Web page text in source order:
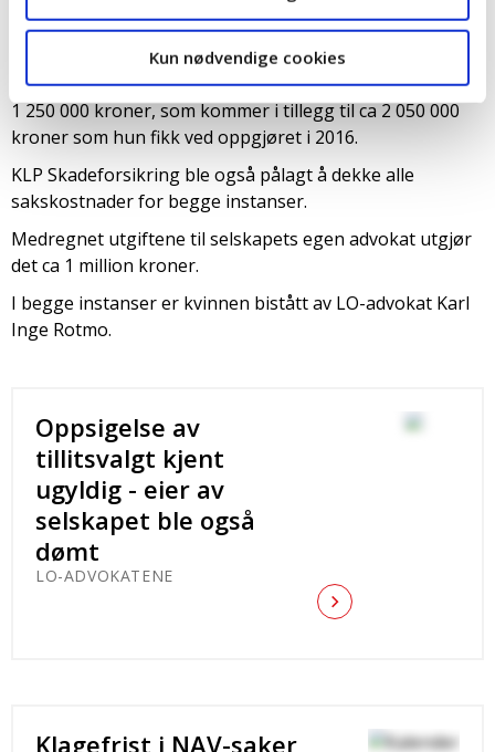
Kun nødvendige cookies
arbeid og det er avgjørende for den rettslige
vurderingen av selskapets ansvar.
I dommen blir kvinnen tilkjent en tilleggserstatning på ca
1 250 000 kroner, som kommer i tillegg til ca 2 050 000
kroner som hun fikk ved oppgjøret i 2016.
KLP Skadeforsikring ble også pålagt å dekke alle
sakskostnader for begge instanser.
Medregnet utgiftene til selskapets egen advokat utgjør
det ca 1 million kroner.
I begge instanser er kvinnen bistått av LO-advokat Karl
Inge Rotmo.
Oppsigelse av
tillitsvalgt kjent
ugyldig - eier av
selskapet ble også
dømt
LO-ADVOKATENE
Klagefrist i NAV-saker